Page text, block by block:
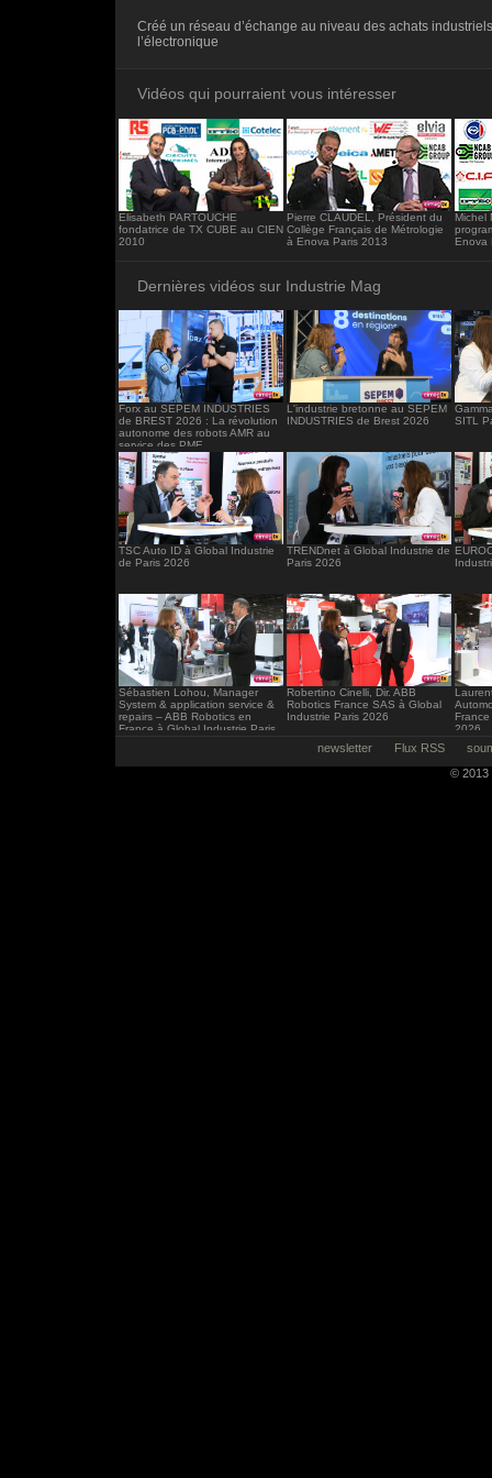
frameborder="0"></iframe>
Créé un réseau d’échange au niveau des achats
l’électronique
Vidéos qui pourraient vous intéresser
Elisabeth PARTOUCHE
fondatrice de TX CUBE au CIEN
2010
Pierre CLAUDEL, Président du
Collège Français de Métrologie
à Enova Paris 2013
Michel
Enova
Dernières vidéos sur Industrie Mag
Forx au SEPEM INDUSTRIES
de BREST 2026 : La révolution
autonome des robots AMR au
service des PME
L'industrie bretonne au SEPEM
INDUSTRIES de Brest 2026
SITL
TSC Auto ID à Global Industrie
de Paris 2026
TRENDnet à Global Industrie de
Paris 2026
Sébastien Lohou, Manager
System & application service &
repairs – ABB Robotics en
France à Global Industrie Paris
Robertino Cinelli, Dir. ABB
Robotics France SAS à Global
Industrie Paris 2026
2026
newsletter Flux RSS
© 2013